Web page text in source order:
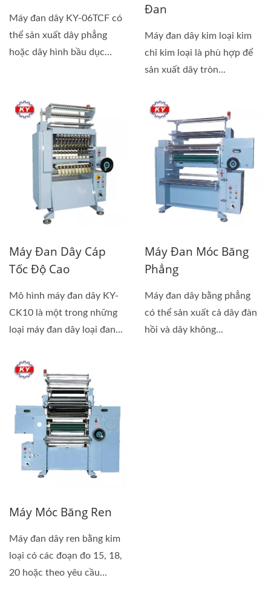
Máy đan dây KY-06TCF có
thể sản xuất dây phẳng
hoặc dây hình bầu dục
Đan
Máy đan dây kim loại kim
chỉ kim loại là phù hợp để
sản xuất dây tròn...
Máy Đan Dây Cáp
Tốc Độ Cao
Mô hình máy đan dây KY-
CK10 là một trong những
loại máy đan dây loại đan...
Máy Đan Móc Băng
Phẳng
Máy đan dây bằng phẳng
có thể sản xuất cả dây đàn
hồi và dây không...
Máy Móc Băng Ren
Máy đan dây ren bằng kim
loại có các đoạn đo 15, 18,
20 hoặc theo yêu cầu...